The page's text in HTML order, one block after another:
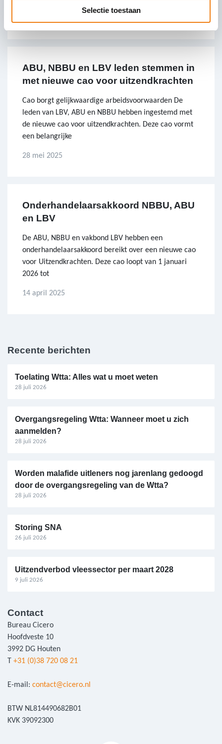
Selectie toestaan
ABU, NBBU en LBV leden stemmen in
met nieuwe cao voor uitzendkrachten
Cao borgt gelijkwaardige arbeidsvoorwaarden De
leden van LBV, ABU en NBBU hebben ingestemd met
de nieuwe cao voor uitzendkrachten. Deze cao vormt
een belangrijke
28 mei 2025
Onderhandelaarsakkoord NBBU, ABU
en LBV
De ABU, NBBU en vakbond LBV hebben een
onderhandelaarsakkoord bereikt over een nieuwe cao
voor Uitzendkrachten. Deze cao loopt van 1 januari
2026 tot
14 april 2025
Recente berichten
Toelating Wtta: Alles wat u moet weten
28 juli 2026
Overgangsregeling Wtta: Wanneer moet u zich
aanmelden?
28 juli 2026
Worden malafide uitleners nog jarenlang gedoogd
door de overgangsregeling van de Wtta?
28 juli 2026
Storing SNA
26 juli 2026
Uitzendverbod vleessector per maart 2028
9 juli 2026
Contact
Bureau Cicero
Hoofdveste 10
3992 DG Houten
+31 (0)38 720 08 21
E-mail: contact@cicero.nl
BTW NL814490682B01
KVK 39092300